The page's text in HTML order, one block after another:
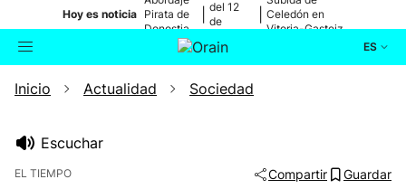
Hoy es noticia Pirata de
Donostia
del 12
de
Celedón en
Vitoria-Gasteiz
ES
Buscador Actualidad
Inicio Actualidad Sociedad
Escuchar
EL TIEMPO Compartir Guardar